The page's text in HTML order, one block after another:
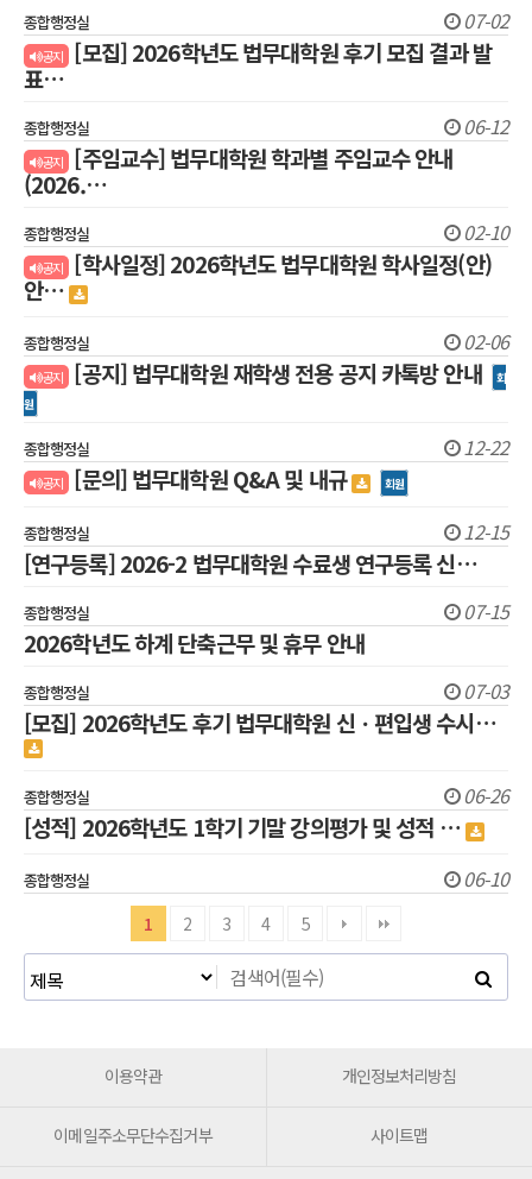
종합행정실 07-02
공지
[모집] 2026학년도 법무대학원 후기 모집 결과 발
표…
종합행정실 06-12
공지
[주임교수] 법무대학원 학과별 주임교수 안내
(2026.…
종합행정실 02-10
공지
[학사일정] 2026학년도 법무대학원 학사일정(안)
안…
종합행정실 02-06
공지 [공지] 법무대학원 재학생 전용 공지 카톡방 안내
회
원
종합행정실 12-22
공지 [문의] 법무대학원 Q&A 및 내규 회원
종합행정실 12-15
[연구등록] 2026-2 법무대학원 수료생 연구등록 신…
종합행정실 07-15
2026학년도 하계 단축근무 및 휴무 안내
종합행정실 07-03
[모집] 2026학년도 후기 법무대학원 신ㆍ편입생 수시…
종합행정실 06-26
[성적] 2026학년도 1학기 기말 강의평가 및 성적 …
종합행정실 06-10
1 2 3 4 5
이용약관 개인정보처리방침
이메일주소무단수집거부 사이트맵